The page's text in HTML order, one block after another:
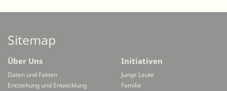
Sitemap
Über Uns
Daten und Fakten
Entstehung und Entwicklung
Initiativen
Junge Leute
Familie